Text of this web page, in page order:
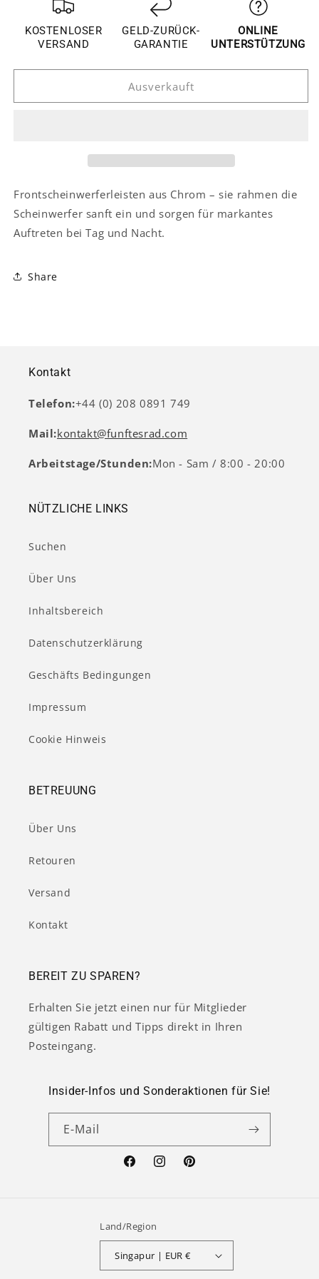
Hyundai
Tucson
TL
Licht
Hyundai
Tucson
TL
Chrom
Licht
KOSTENLOSER
VERSAND
GELD-ZURÜCK-
GARANTIE
ONLINE
UNTERSTÜTZUNG
Ausverkauft
Frontscheinwerferleisten aus Chrom – sie rahmen die
Scheinwerfer sanft ein und sorgen für markantes
Auftreten bei Tag und Nacht.
Share
Kontakt
Telefon:+44 (0) 208 0891 749
Mail:kontakt@funftesrad.com
Arbeitstage/Stunden:Mon - Sam / 8:00 - 20:00
NÜTZLICHE LINKS
Suchen
Über Uns
Inhaltsbereich
Datenschutzerklärung
Geschäfts Bedingungen
Impressum
Cookie Hinweis
BETREUUNG
Über Uns
Retouren
Versand
Kontakt
BEREIT ZU SPAREN?
Erhalten Sie jetzt einen nur für Mitglieder
gültigen Rabatt und Tipps direkt in Ihren
Posteingang.
Insider-Infos und Sonderaktionen für Sie!
E-Mail
FacebookInstagramPinterest
Land/Region
Singapur | EUR €